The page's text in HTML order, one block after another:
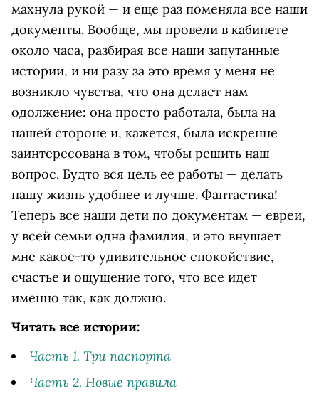
махнула рукой — и еще раз поменяла все наши
документы. Вообще, мы провели в кабинете
около часа, разбирая все наши запутанные
истории, и ни разу за это время у меня не
возникло чувства, что она делает нам
одолжение: она просто работала, была на
нашей стороне и, кажется, была искренне
заинтересована в том, чтобы решить наш
вопрос. Будто вся цель ее работы — делать
нашу жизнь удобнее и лучше. Фантастика!
Теперь все наши дети по документам — евреи,
у всей семьи одна фамилия, и это внушает
мне какое-то удивительное спокойствие,
счастье и ощущение того, что все идет
именно так, как должно.
Читать все истории:
Часть 1. Три паспорта
Часть 2. Новые правила